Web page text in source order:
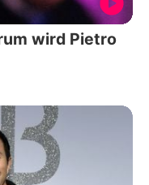
wird Pietro